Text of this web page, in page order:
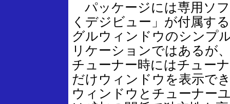
パッケージには専用ソ
くデジビュー」が付属す
グルウィンドウのシンプ
リケーションではあるが
チューナー時にはチュー
だけウィンドウを表示で
ウィンドウとチューナー